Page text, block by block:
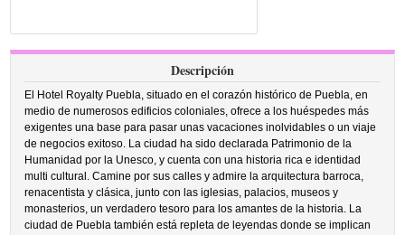
Descripción
El Hotel Royalty Puebla, situado en el corazón histórico de Puebla, en
medio de numerosos edificios coloniales, ofrece a los huéspedes más
exigentes una base para pasar unas vacaciones inolvidables o un viaje
de negocios exitoso. La ciudad ha sido declarada Patrimonio de la
Humanidad por la Unesco, y cuenta con una historia rica e identidad
multi cultural. Camine por sus calles y admire la arquitectura barroca,
renacentista y clásica, junto con las iglesias, palacios, museos y
monasterios, un verdadero tesoro para los amantes de la historia. La
ciudad de Puebla también está repleta de leyendas donde se implican